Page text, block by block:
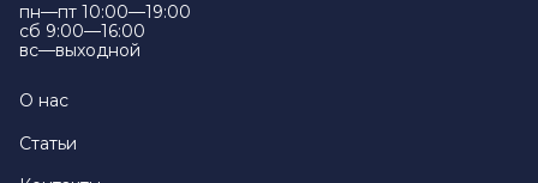
пн—пт 10:00—19:00
сб 9:00—16:00
вс—выходной
О нас
Статьи